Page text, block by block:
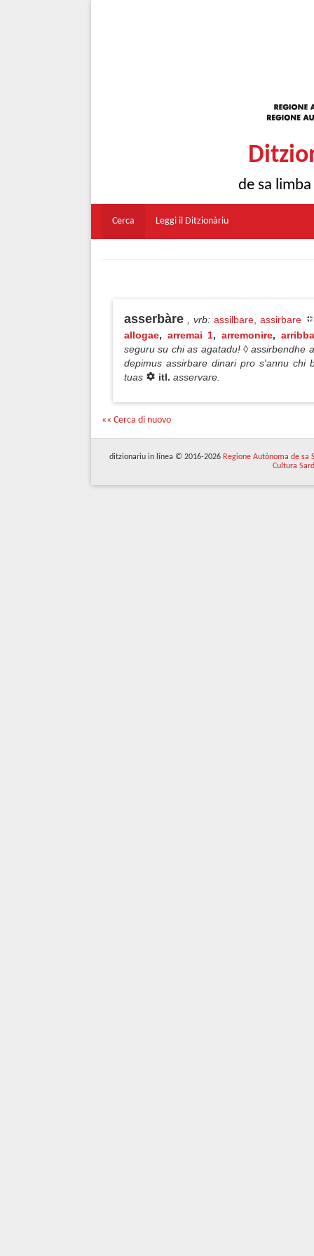
de sa
Cerca Leggi il Ditzionàriu
asserbàre , vrb: assilbare assirbare
allogae, arremai 1,arremonire,
seguru su chi as agatadu! ◊ assirbendhe
depimus assirbare dinari pro s'annu chi
tuas
itl. asservare.
«« Cerca di nuovo
ditzionariu in línea © 2016-2026 Regione Autònoma de sa
Cultura